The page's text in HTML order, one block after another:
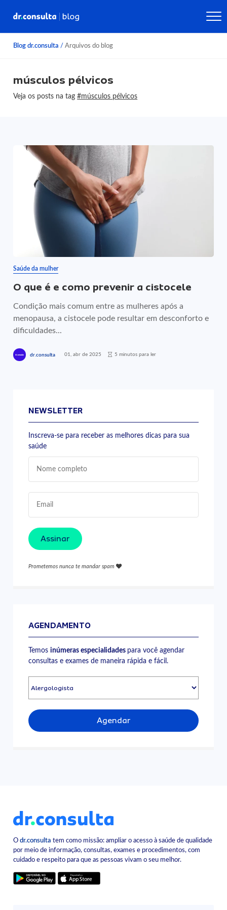
Blog dr.consulta / Arquivos do blog
músculos pélvicos
Veja os posts na tag#músculos pélvicos
Saúde da mulher
O que é e como prevenir a cistocele
Condição mais comum entre as mulheres após a
menopausa, a cistocele pode resultar em desconforto e
dificuldades...
dr.consulta 01, abr de 2025 5 minutos para ler
NEWSLETTER
Inscreva-se para receber as melhores dicas para sua
saúde
Assinar
Prometemos nunca te mandar spam
AGENDAMENTO
Temosinúmeras especialidades para você agendar
consultas e exames de maneira rápida e fácil.
Agendar
Odr.consulta tem como missão: ampliar o acesso à saúde de qualidade
por meio de informação, consultas, exames e procedimentos, com
cuidado e respeito para que as pessoas vivam o seu melhor.